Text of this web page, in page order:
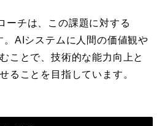
チは、この課題に対する
AIシステムに人間の価値観や
ことで、技術的な能力向上と
ることを目指しています。